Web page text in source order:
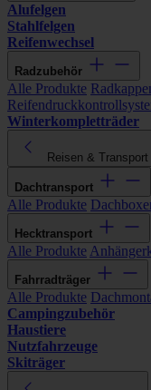
Alufelgen
Stahlfelgen
Reifenwechsel
Radzubehör
Alle Produkte
Winterkompletträder
Reisen & Transport
Dachtransport
Alle Produkte
Hecktransport
Alle Produkte
Fahrradträger
Alle Produkte
Campingzubehör
Haustiere
Nutzfahrzeuge
Skiträger